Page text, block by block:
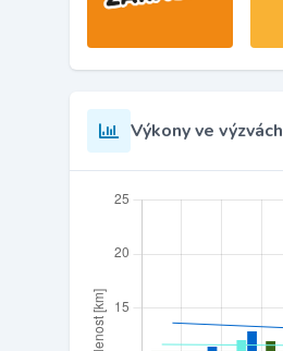
Výkony ve výzvách